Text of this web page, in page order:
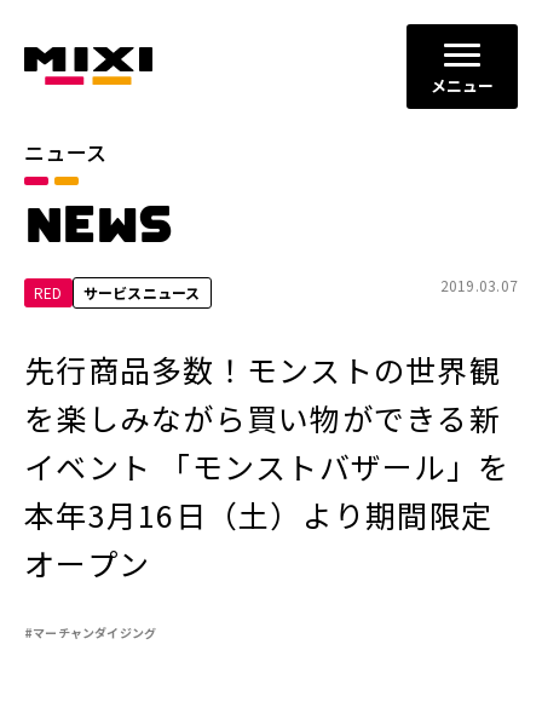
メニュー
ニュース
NEWS
RED サービスニュース 2019.03.07
先行商品多数！モンストの世界観
を楽しみながら買い物ができる新
イベント 「モンストバザール」を
本年3月16日（土）より期間限定
オープン
#マーチャンダイジング
カテゴリ
お知らせ
2026年 2025年